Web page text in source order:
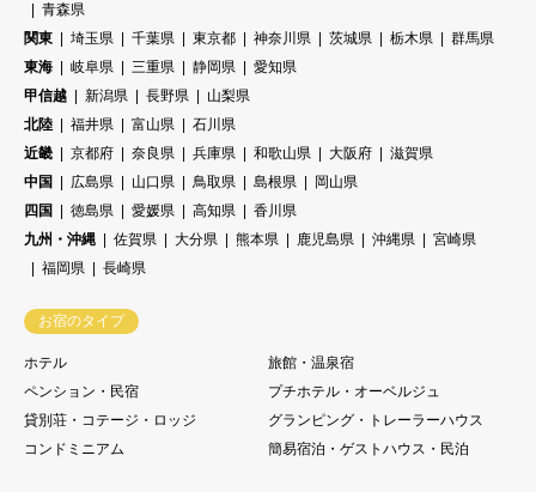
青森県
関東
埼玉県 千葉県 東京都 神奈川県 茨城県 栃木県
群馬県
東海
岐阜県 三重県 静岡県
愛知県
甲信越
新潟県 長野県
山梨県
北陸
福井県 富山県
石川県
近畿
京都府 奈良県 兵庫県 和歌山県 大阪府
滋賀県
中国
広島県 山口県 鳥取県 島根県
岡山県
四国
徳島県 愛媛県 高知県
香川県
九州・沖縄
佐賀県 大分県 熊本県 鹿児島県 沖縄県
宮崎県
福岡県
長崎県
お宿のタイプ
ホテル
旅館・温泉宿
ペンション・民宿
プチホテル・オーベルジュ
貸別荘・コテージ・ロッジ
グランピング・トレーラーハウス
コンドミニアム
簡易宿泊・ゲストハウス・民泊